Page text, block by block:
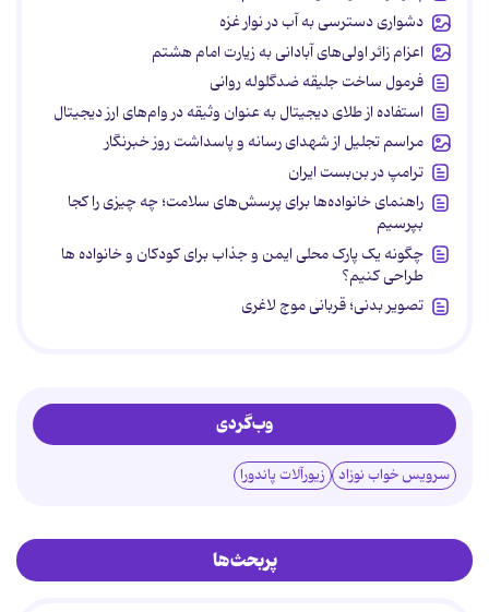
دشواری دسترسی به آب در نوار غزه
اعزام زائر اولی‌های آبادانی به زیارت امام هشتم
فرمول ساخت جلیقه ضدگلوله روانی
استفاده از طلای دیجیتال به عنوان وثیقه در وام‌های ارز دیجیتال
مراسم تجلیل از شهدای رسانه و پاسداشت روز خبرنگار
ترامپ در بن‌بست ایران
راهنمای خانواده‌ها برای پرسش‌های سلامت؛ چه چیزی را کجا
بپرسیم
چگونه یک پارک محلی ایمن و جذاب برای کودکان و خانواده ها
طراحی کنیم؟
تصویر بدنی؛ قربانی موج لاغری
وب‌گردی
سرویس خواب نوزاد زیورآلات پاندورا
پربحث‌ها